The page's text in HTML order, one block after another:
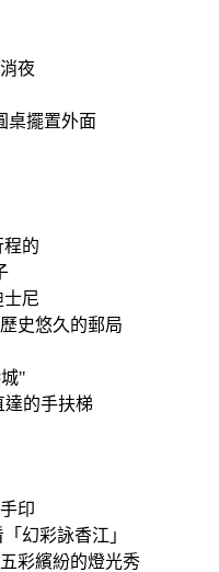
夜
桌擺置外面
的
尼
史悠久的郵局
"
達的手扶梯
印
幻彩詠香江」
彩繽紛的燈光秀